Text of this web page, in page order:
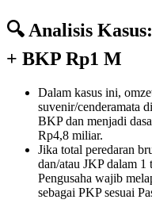
🔍 Analisis
+ BKP Rp1 M
Dalam kasus ini,
suvenir/cenderamata
BKP dan menjadi
Rp4,8 miliar.
Jika total peredaran
dan/atau JKP dalam
Pengusaha wajib
sebagai PKP sesuai